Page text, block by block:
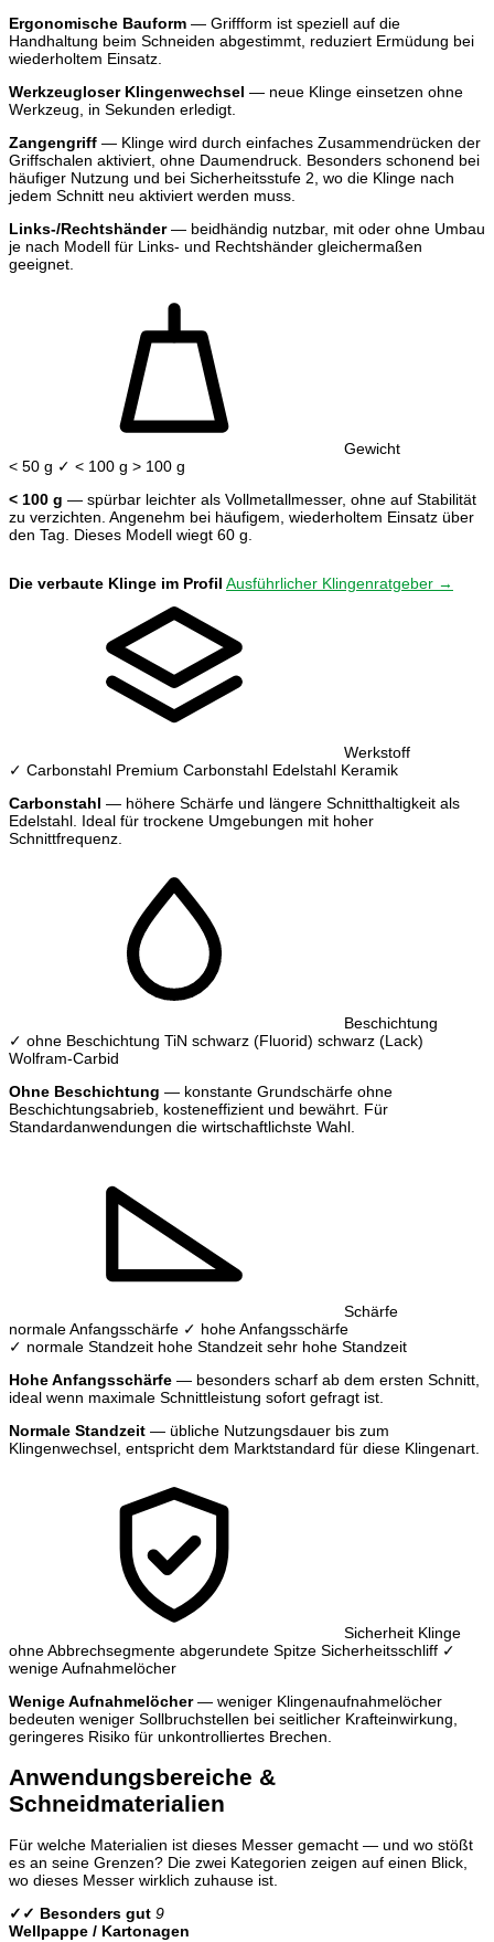
Ergonomische Bauform — Griffform ist speziell auf die
Handhaltung beim Schneiden abgestimmt, reduziert Ermüdung bei
wiederholtem Einsatz.
Werkzeugloser Klingenwechsel — neue Klinge einsetzen ohne
Werkzeug, in Sekunden erledigt.
Zangengriff — Klinge wird durch einfaches Zusammendrücken der
Griffschalen aktiviert, ohne Daumendruck. Besonders schonend bei
häufiger Nutzung und bei Sicherheitsstufe 2, wo die Klinge nach
jedem Schnitt neu aktiviert werden muss.
Links-/Rechtshänder— beidhändig nutzbar, mit oder ohne Umbau
je nach Modell für Links- und Rechtshänder gleichermaßen
geeignet.
Gewicht
< 50 g ✓ < 100 g > 100 g
< 100 g — spürbar leichter als Vollmetallmesser, ohne auf Stabilität
zu verzichten. Angenehm bei häufigem, wiederholtem Einsatz über
den Tag. Dieses Modell wiegt 60 g.
Die verbaute Klinge im Profil Ausführlicher Klingenratgeber →
Werkstoff
✓ Carbonstahl Premium Carbonstahl Edelstahl Keramik
Carbonstahl — höhere Schärfe und längere Schnitthaltigkeit als
Edelstahl. Ideal für trockene Umgebungen mit hoher
Schnittfrequenz.
Beschichtung
✓ ohne Beschichtung TiN schwarz (Fluorid) schwarz (Lack)
Wolfram-Carbid
Ohne Beschichtung — konstante Grundschärfe ohne
Beschichtungsabrieb, kosteneffizient und bewährt. Für
Standardanwendungen die wirtschaftlichste Wahl.
Schärfe
normale Anfangsschärfe ✓ hohe Anfangsschärfe
✓ normale Standzeit hohe Standzeit sehr hohe Standzeit
Hohe Anfangsschärfe — besonders scharf ab dem ersten Schnitt,
ideal wenn maximale Schnittleistung sofort gefragt ist.
Normale Standzeit — übliche Nutzungsdauer bis zum
Klingenwechsel, entspricht dem Marktstandard für diese Klingenart.
Sicherheit Klinge
ohne Abbrechsegmente abgerundete Spitze Sicherheitsschliff ✓
wenige Aufnahmelöcher
Wenige Aufnahmelöcher— weniger Klingenaufnahmelöcher
bedeuten weniger Sollbruchstellen bei seitlicher Krafteinwirkung,
geringeres Risiko für unkontrolliertes Brechen.
Anwendungsbereiche &
Schneidmaterialien
Für welche Materialien ist dieses Messer gemacht — und wo stößt
es an seine Grenzen? Die zwei Kategorien zeigen auf einen Blick,
wo dieses Messer wirklich zuhause ist.
✓✓ Besonders gut 9
Wellpappe / Kartonagen